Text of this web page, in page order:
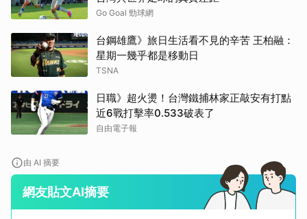
Go Goal 勁球網
台鋼雄鷹》旅日生活看不見的辛苦 王柏融：
星期一幾乎都是移動日
TSNA
日職》超火燙！台灣鐵捕林家正敲安有打點
近6戰打擊率0.533破表了
自由電子報
由 AI 摘要
網友貼文AI摘要
取消